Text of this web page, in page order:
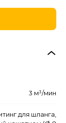
3 м³/мин
для шланга,